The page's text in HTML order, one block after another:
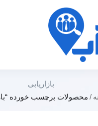
بازاریابی
محصولات برچسب خورده